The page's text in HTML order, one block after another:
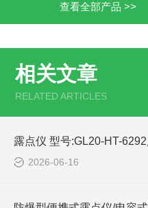
查看全部产品 >>
相关文章
RELATED ARTICLES
2026-06-16